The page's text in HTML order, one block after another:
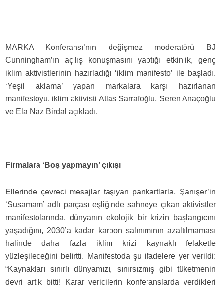
MARKA Konferansı’nın değişmez moderatörü BJ
Cunningham’ın açılış konuşmasını yaptığı etkinlik, genç
iklim aktivistlerinin hazırladığı ‘iklim manifesto’ ile başladı.
‘Yeşil aklama’ yapan markalara karşı hazırlanan
manifestoyu, iklim aktivisti Atlas Sarrafoğlu, Seren Anaçoğlu
ve Ela Naz Birdal açıkladı.
Firmalara ‘Boş yapmayın’ çıkışı
Ellerinde çevreci mesajlar taşıyan pankartlarla, Şanışer’in
‘Susamam’ adlı parçası eşliğinde sahneye çıkan aktivistler
manifestolarında, dünyanın ekolojik bir krizin başlangıcını
yaşadığını, 2030’a kadar karbon salınımının azaltılmaması
halinde daha fazla iklim krizi kaynaklı felaketle
yüzleşileceğini belirtti. Manifestoda şu ifadelere yer verildi:
“Kaynakları sınırlı dünyamızı, sınırsızmış gibi tüketmenin
devri artık bitti! Karar vericilerin konferanslarda verdikleri